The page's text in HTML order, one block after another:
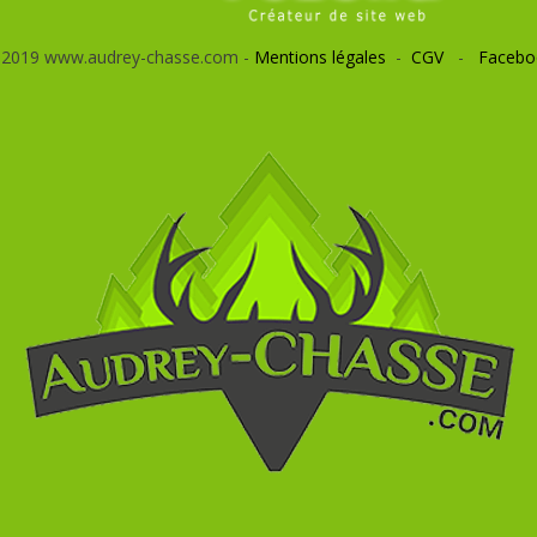
www.audrey-chasse.com - Mentions légales - CGV-